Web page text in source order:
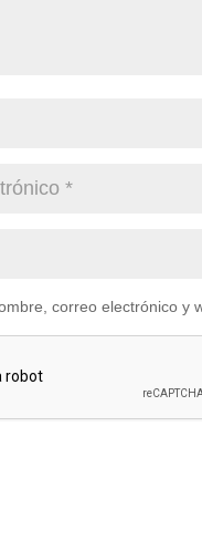
correo electrónico y